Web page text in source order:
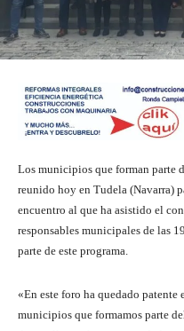
Los municipios que forman parte
reunido hoy en Tudela (Navarra)
encuentro al que ha asistido el
responsables municipales de las
parte de este programa.
«En este foro ha quedado
municipios que formamos parte